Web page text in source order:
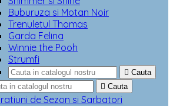
Buburuza si Motan Noir
Trenuletul Thomas
Garda Felina
Winnie the Pooh
Strumfi
 Cauta
 Cauta
de Sezon si Sarbatori